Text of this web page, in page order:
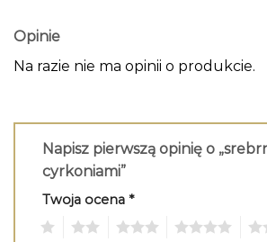
Opinie
Na razie nie ma opinii o produkcie.
Napisz pierwszą opinię o
cyrkoniami”
Twoja ocena *